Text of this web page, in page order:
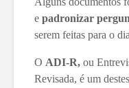
e padronizar
serem feitas para o
O ADI-R, ou
Revisada, é um